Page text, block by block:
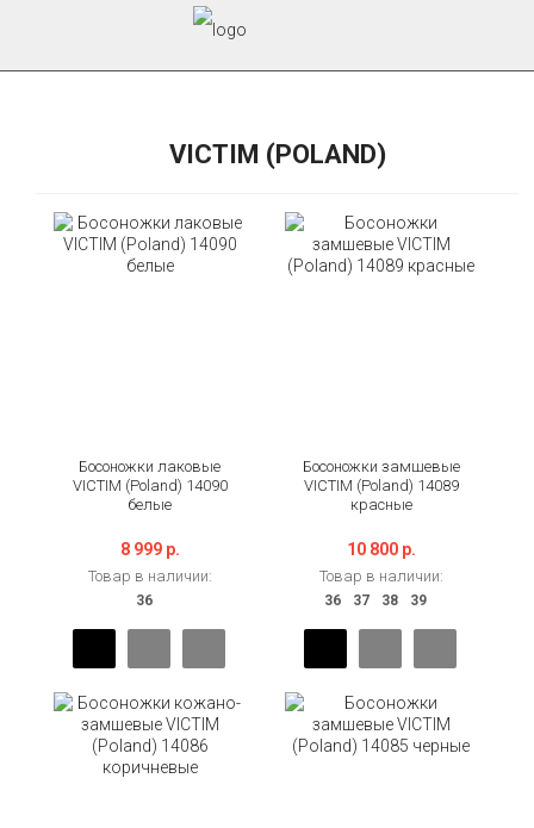
VICTIM (POLAND)
Босоножки лаковые
VICTIM (Poland) 14090
белые
8 999 р.
Товар в наличии:
Босоножки замшевые
VICTIM (Poland) 14089
красные
10 800 р.
Товар в наличии: